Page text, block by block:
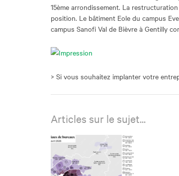
15ème arrondissement. La
position. Le bâtiment Eole du campus
campus Sanofi Val de Bièvre à Gentilly
> Si vous souhaitez implanter votre
Articles sur le sujet...